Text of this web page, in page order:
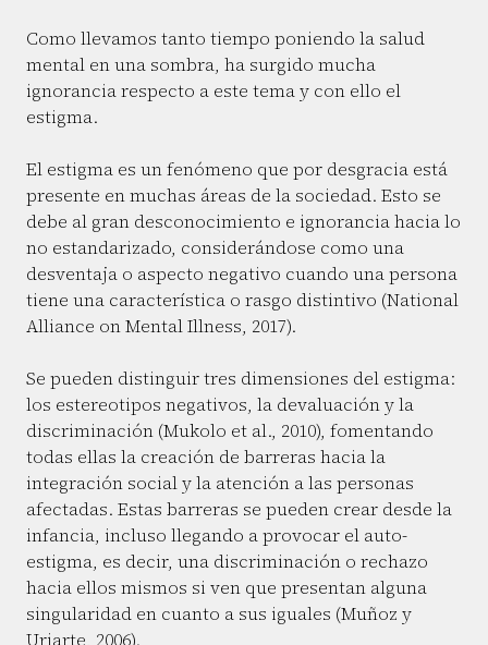
Como llevamos tanto tiempo poniendo la salud
mental en una sombra, ha surgido mucha
ignorancia respecto a este tema y con ello el
estigma.
El estigma es un fenómeno que por desgracia está
presente en muchas áreas de la sociedad. Esto se
debe al gran desconocimiento e ignorancia hacia lo
no estandarizado, considerándose como una
desventaja o aspecto negativo cuando una persona
tiene una característica o rasgo distintivo (National
Alliance on Mental Illness, 2017).
Se pueden distinguir tres dimensiones del estigma:
los estereotipos negativos, la devaluación y la
discriminación (Mukolo et al., 2010), fomentando
todas ellas la creación de barreras hacia la
integración social y la atención a las personas
afectadas. Estas barreras se pueden crear desde la
infancia, incluso llegando a provocar el auto-
estigma, es decir, una discriminación o rechazo
hacia ellos mismos si ven que presentan alguna
singularidad en cuanto a sus iguales (Muñoz y
Uriarte, 2006).